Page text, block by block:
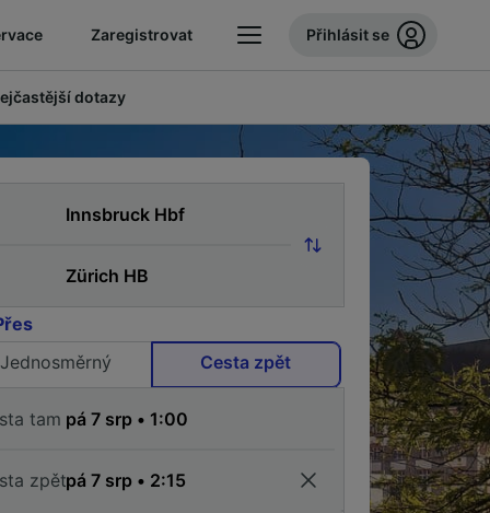
Zaregistrovat Přihlásit se
dotazy
Jednosměrný
Cesta zpět
tam
zpět